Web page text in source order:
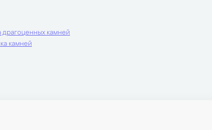
драгоценных камней
камней